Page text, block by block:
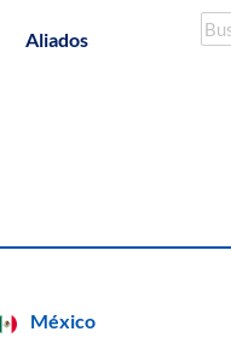
Aliados
México